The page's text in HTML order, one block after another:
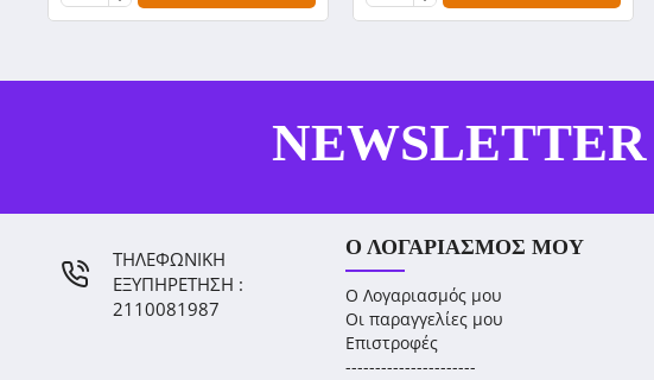
NEWSLETTER
ΤΗΛΕΦΩΝΙΚΗ
ΕΞΥΠΗΡΕΤΗΣΗ :
2110081987
Ο ΛΟΓΑΡΙΑΣΜΌΣ ΜΟΥ
Ο Λογαριασμός μου
Οι παραγγελίες μου
Επιστροφές
----------------------